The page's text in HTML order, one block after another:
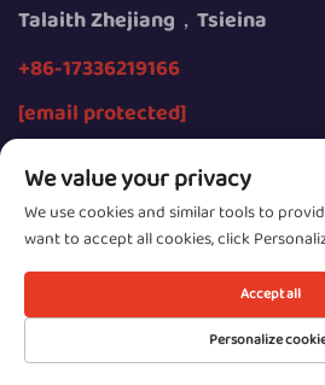
Talaith Zhejiang，Tsieina
+86-17336219166
[email protected]
Equipment
We value your privacy
We use cookies and similar tools to
want to accept all cookies, click
Personalize
Accept all